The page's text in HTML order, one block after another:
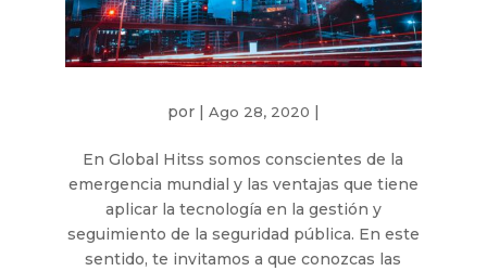
por | Ago 28, 2020 |
En Global Hitss somos conscientes de la
emergencia mundial y las ventajas que tiene
aplicar la tecnología en la gestión y
seguimiento de la seguridad pública. En este
sentido, te invitamos a que conozcas las